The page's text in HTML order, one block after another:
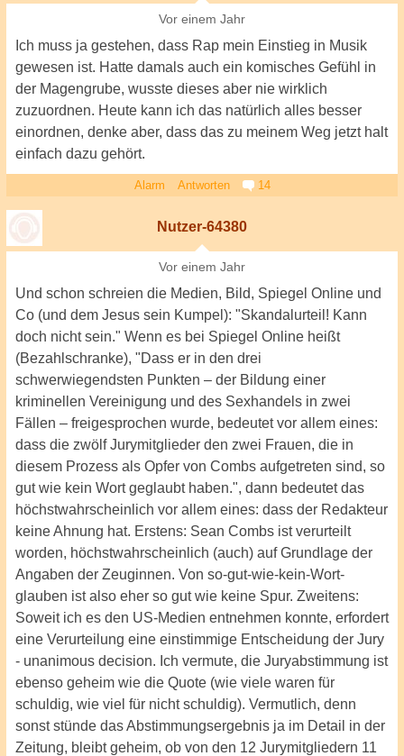
Vor einem Jahr
Ich muss ja gestehen, dass Rap mein Einstieg in Musik
gewesen ist. Hatte damals auch ein komisches Gefühl in
der Magengrube, wusste dieses aber nie wirklich
zuzuordnen. Heute kann ich das natürlich alles besser
einordnen, denke aber, dass das zu meinem Weg jetzt halt
einfach dazu gehört.
Alarm Antworten 14
Nutzer-64380
Vor einem Jahr
Und schon schreien die Medien, Bild, Spiegel Online und
Co (und dem Jesus sein Kumpel): "Skandalurteil! Kann
doch nicht sein." Wenn es bei Spiegel Online heißt
(Bezahlschranke), "Dass er in den drei
schwerwiegendsten Punkten – der Bildung einer
kriminellen Vereinigung und des Sexhandels in zwei
Fällen – freigesprochen wurde, bedeutet vor allem eines:
dass die zwölf Jurymitglieder den zwei Frauen, die in
diesem Prozess als Opfer von Combs aufgetreten sind, so
gut wie kein Wort geglaubt haben.", dann bedeutet das
höchstwahrscheinlich vor allem eines: dass der Redakteur
keine Ahnung hat. Erstens: Sean Combs ist verurteilt
worden, höchstwahrscheinlich (auch) auf Grundlage der
Angaben der Zeuginnen. Von so-gut-wie-kein-Wort-
glauben ist also eher so gut wie keine Spur. Zweitens:
Soweit ich es den US-Medien entnehmen konnte, erfordert
eine Verurteilung eine einstimmige Entscheidung der Jury
- unanimous decision. Ich vermute, die Juryabstimmung ist
ebenso geheim wie die Quote (wie viele waren für
schuldig, wie viel für nicht schuldig). Vermutlich, denn
sonst stünde das Abstimmungsergebnis ja im Detail in der
Zeitung, bleibt geheim, ob von den 12 Jurymitgliedern 11